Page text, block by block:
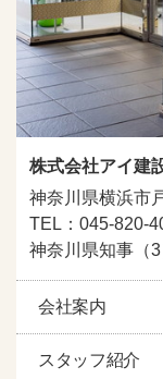
株式会社アイ建
神奈川県横浜市
TEL：045-820-
神奈川県知事（
会社案内
スタッフ紹介